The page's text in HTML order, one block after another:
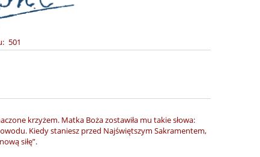
501
krzyżem. Matka Boża zostawiła mu takie słowa:
Kiedy staniesz przed Najświętszym Sakramentem,
siłę”.